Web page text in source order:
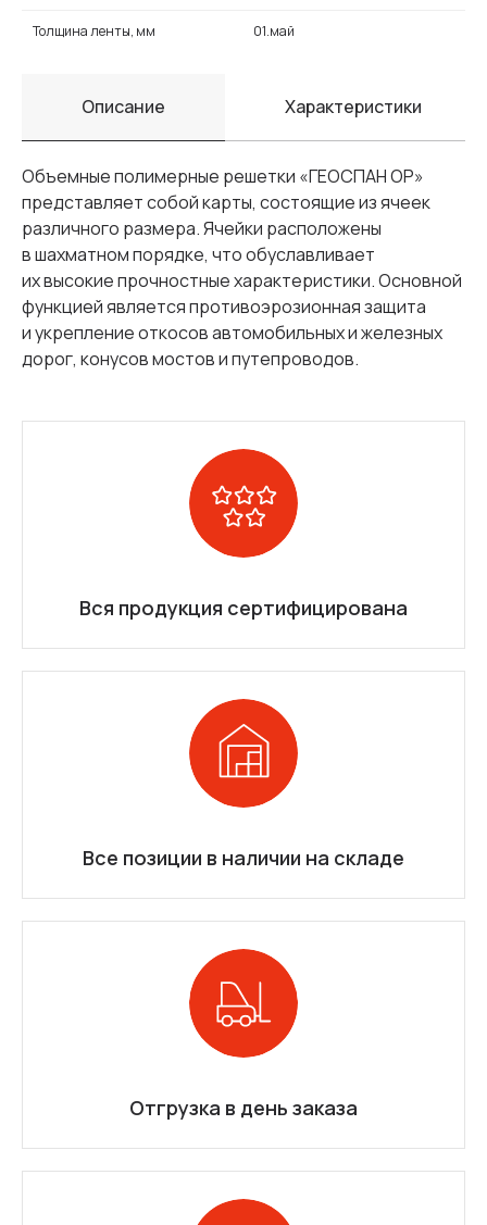
Толщина ленты, мм 01.май
Описание Характеристики
Объемные полимерные решетки «ГЕОСПАН ОР»
представляет собой карты, состоящие из ячеек
различного размера. Ячейки расположены
в шахматном порядке, что обуславливает
их высокие прочностные характеристики. Основной
функцией является противоэрозионная защита
и укрепление откосов автомобильных и железных
дорог, конусов мостов и путепроводов.
Вся продукция сертифицирована
Все позиции в наличии на складе
Отгрузка в день заказа